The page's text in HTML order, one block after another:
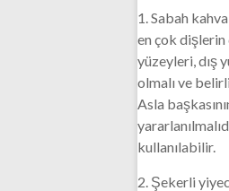
Ağız
ve
Diş
Kliniği
1. Sabah
en çok
yüzeyleri, dış
olmalı ve
Asla
kullanılabilir.
2. Şekerli